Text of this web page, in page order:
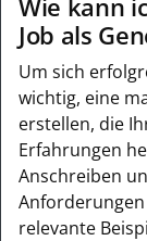
Job als
Um sich
wichtig, eine
erstellen, die
Erfahrungen
Anschreiben
relevante